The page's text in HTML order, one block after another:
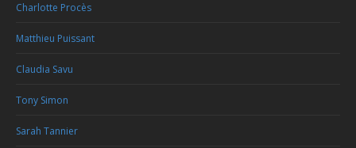
Charlotte Procès
Matthieu Puissant
Claudia Savu
Tony Simon
Sarah Tannier